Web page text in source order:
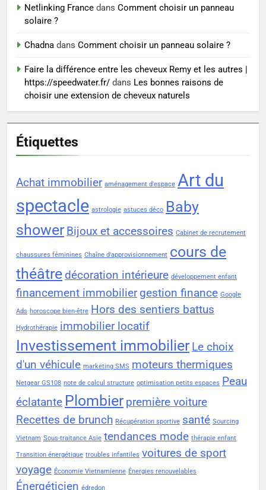
exercices
BIEN ÊTRE
8
trouver un accompagnement
sérieux à un tarif juste ?
BIEN ÊTRE
Netlinking France dans Comment choisir un panneau
solaire ?
Chadna dans Comment choisir un panneau solaire ?
Faire la différence entre les cheveux Remy et les autres |
https://speedwater.fr/ dans Les bonnes raisons de
choisir une extension de cheveux naturels
Étiquettes
Achat immobilier aménagement d'espace Art du
spectacle astrologie astuces déco Baby
shower Bijoux et accessoires Cabinet de recrutement
chaussures féminines Chaîne d'approvisionnement cours de
théâtre décoration intérieure développement enfant
financement immobilier gestion finance Google
Ads horoscope bien-être Hors des sentiers battus
Hydrothérapie immobilier locatif
Investissement immobilier Le choix
d'un véhicule marketing SMS moteurs thermiques
Netgear GS108 note de calcul structure optimisation petits espaces Peau
éclatante Plombier première voiture
Recettes de brunch Récupération sportive santé Sourcing
Vietnam Sous-traitance Asie tendances mode thérapie enfant
Transition énergétique troubles infantiles voitures de sport
voyage Économie Vietnamienne Énergies renouvelables
Énergéticien édredon